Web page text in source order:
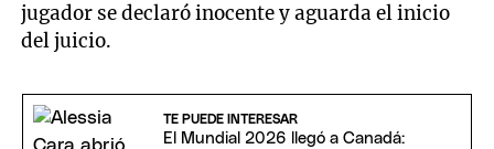
jugador se declaró inocente y aguarda el inicio
del juicio.
TE PUEDE INTERESAR
El Mundial 2026 llegó a Canadá: